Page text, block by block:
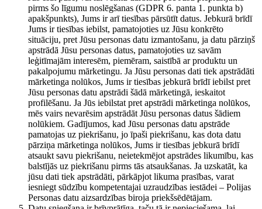
pirms šo līgumu noslēgšanas (GDPR 6. panta 1. punkta b)
apakšpunkts), Jums ir arī tiesības pārsūtīt datus. Jebkurā brīdī
Jums ir tiesības iebilst, pamatojoties uz Jūsu konkrēto
situāciju, pret Jūsu personas datu izmantošanu, ja datu pārziņš
apstrādā Jūsu personas datus, pamatojoties uz savām
leģitīmajām interesēm, piemēram, saistībā ar produktu un
pakalpojumu mārketingu. Ja Jūsu personas dati tiek apstrādāti
mārketinga nolūkos, Jums ir tiesības jebkurā brīdī iebilst pret
Jūsu personas datu apstrādi šādā mārketingā, ieskaitot
profilēšanu. Ja Jūs iebilstat pret apstrādi mārketinga nolūkos,
mēs vairs nevarēsim apstrādāt Jūsu personas datus šādiem
nolūkiem. Gadījumos, kad Jūsu personas datu apstrāde
pamatojas uz piekrišanu, jo īpaši piekrišanu, kas dota datu
pārziņa mārketinga nolūkos, Jums ir tiesības jebkurā brīdī
atsaukt savu piekrišanu, neietekmējot apstrādes likumību, kas
balstījās uz piekrišanu pirms tās atsaukšanas. Ja uzskatāt, ka
jūsu dati tiek apstrādāti, pārkāpjot likuma prasības, varat
iesniegt sūdzību kompetentajai uzraudzības iestādei – Polijas
Personas datu aizsardzības biroja priekšsēdētājam.